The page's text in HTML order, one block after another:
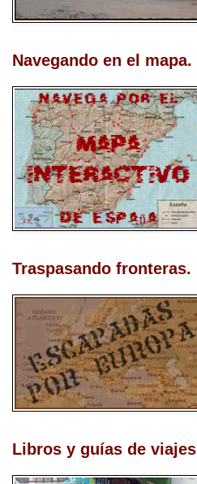
Navegando en el mapa.
Traspasando fronteras.
Libros y guías de viajes